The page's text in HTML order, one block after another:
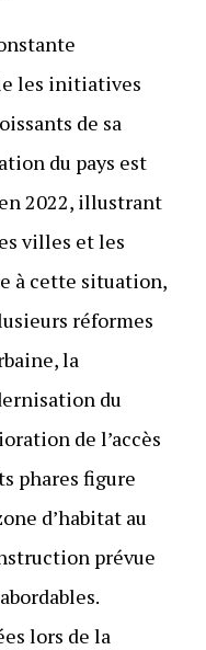
les initiatives
de sa
du pays est
en 2022, illustrant
villes et les
à cette situation,
réformes
la
du
de l’accès
phares figure
d’habitat au
prévue
lors de la